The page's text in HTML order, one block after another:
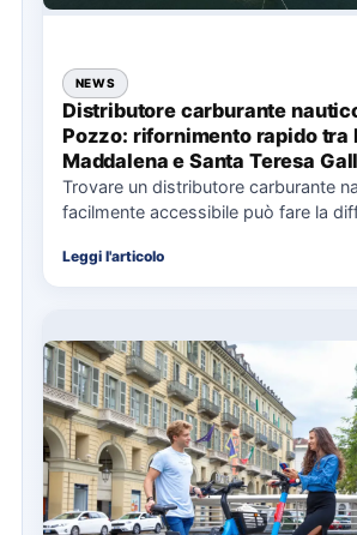
NEWS
Distributore carburante
Pozzo: rifornimento rapido tra
Maddalena e Santa Teresa
Trovare un distributore carburante
facilmente accessibile può fare la
soprattutto…
Leggi l'articolo